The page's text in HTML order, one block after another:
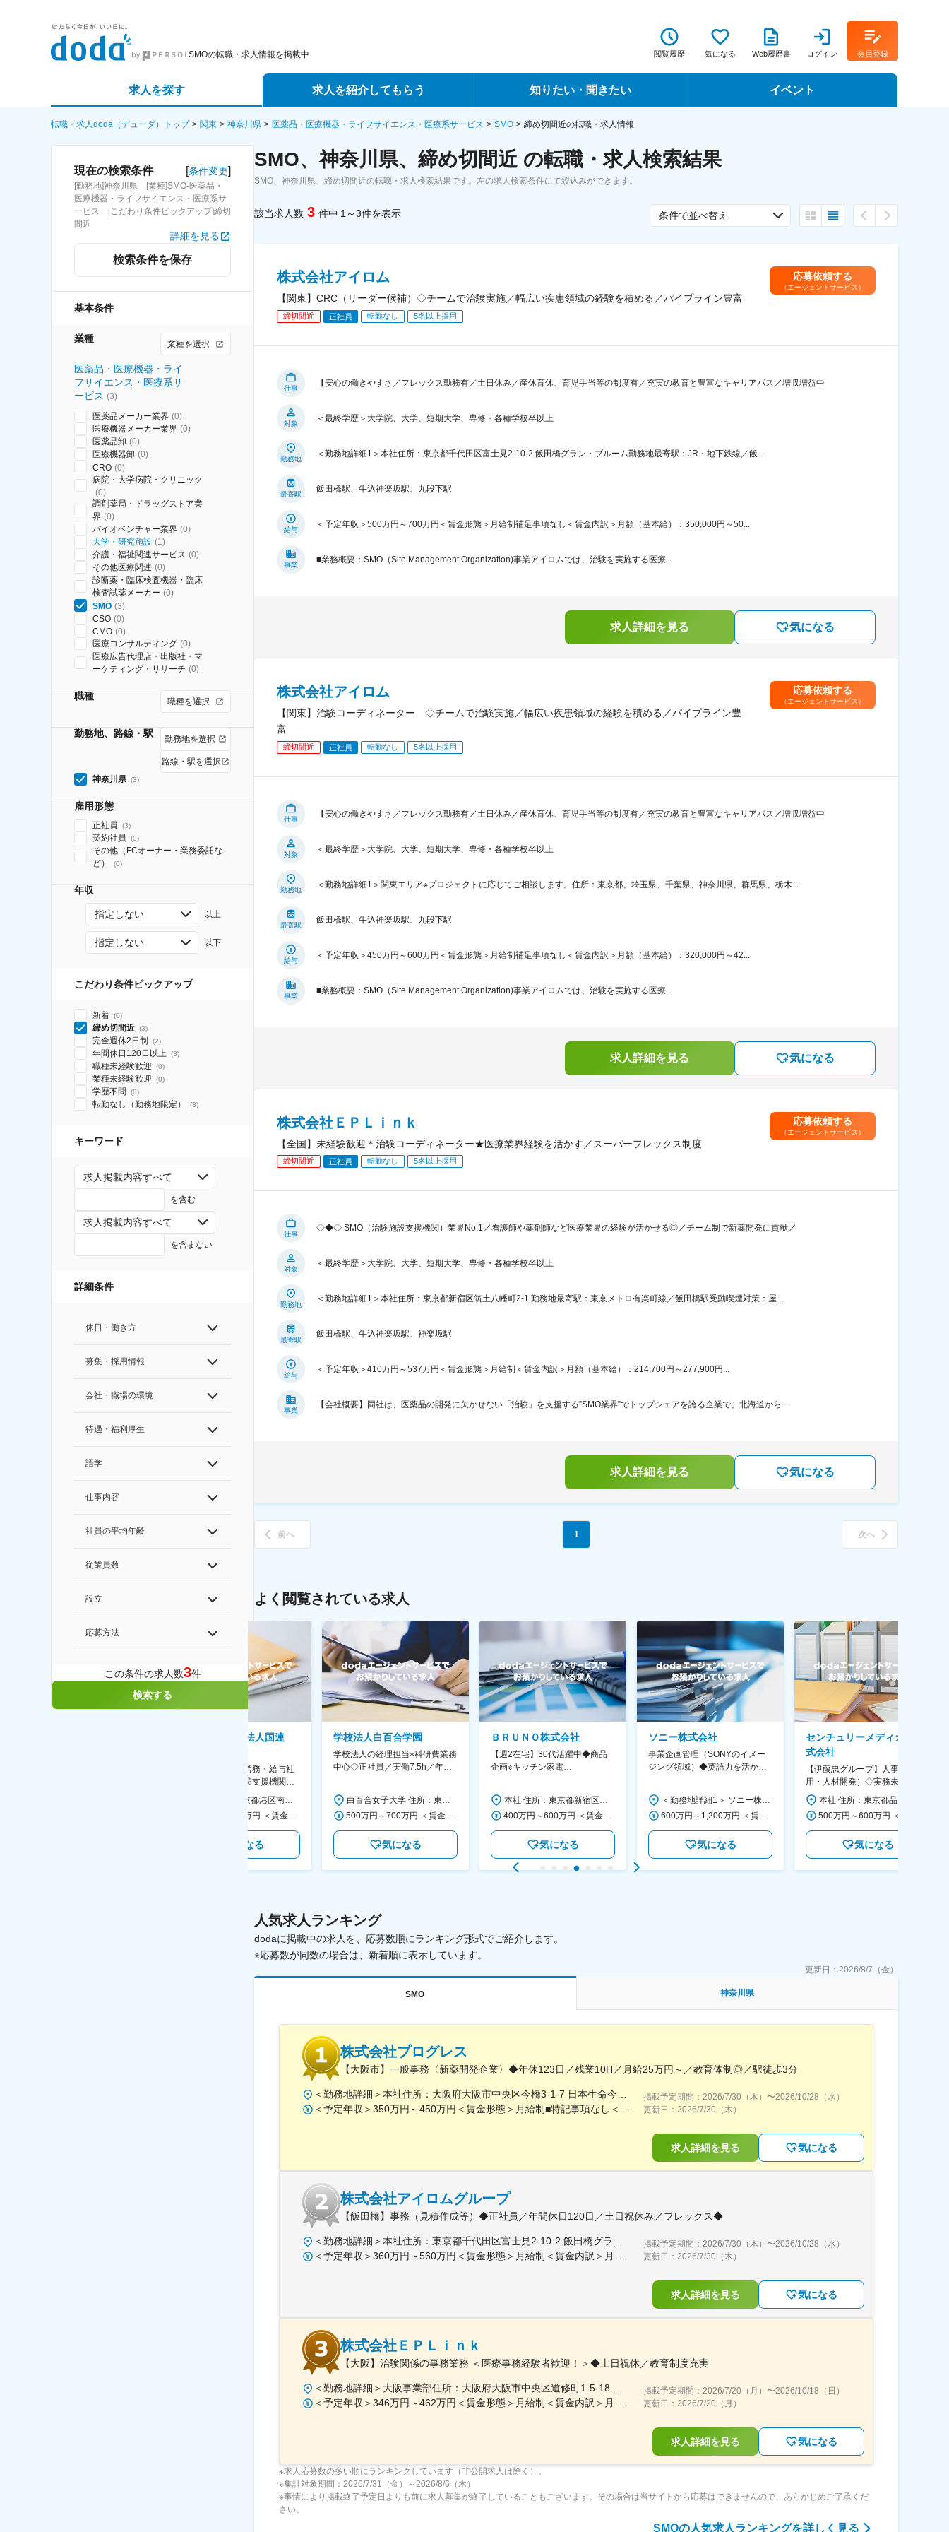
SMOの転職・求人情報を掲載中 閲覧履歴 気になる Web履歴書 ログイン 会員登録
求人を探す
詳細条件から探す
求人特集から探す
求人を紹介してもらう
エージェントサービス
スカウトサービス
知りたい・聞きたい
転職ノウハウ
データで見る転職
イベント
転職フェア
転職・求人doda（デューダ）トップ 関東 神奈川県 医薬品・医療機器・ライフサイエンス・医療系サービス SMO 締め切間近の転職・求人情報
現在の検索条件 [条件変更]
[勤務地]神奈川県 [業種]SMO-医薬品・
医療機器・ライフサイエンス・医療系サ
ービス [こだわり条件ピックアップ]締切
間近
詳細を見る
検索条件を保存
基本条件
業種 業種を選択
医薬品・医療機器・ライ
フサイエンス・医療系サ
ービス (3)
医薬品メーカー業界 (0)
医療機器メーカー業界 (0)
医薬品卸 (0)
医療機器卸 (0)
CRO (0)
病院・大学病院・クリニック
(0)
調剤薬局・ドラッグストア業
界 (0)
バイオベンチャー業界 (0)
大学・研究施設 (1)
介護・福祉関連サービス (0)
その他医療関連 (0)
診断薬・臨床検査機器・臨床
検査試薬メーカー (0)
SMO (3)
CSO (0)
CMO (0)
医療コンサルティング (0)
医療広告代理店・出版社・マ
ーケティング・リサーチ (0)
職種 職種を選択
勤務地、路線・駅 勤務地を選択
路線・駅を選択
神奈川県 (3)
雇用形態
正社員 (3)
契約社員 (0)
その他（FCオーナー・業務委託な
ど）
(0)
年収
指定しない 以上
指定しない 以下
こだわり条件ピックアップ
新着 (0)
締め切間近 (3)
完全週休2日制 (2)
年間休日120日以上 (3)
職種未経験歓迎 (0)
業種未経験歓迎 (0)
学歴不問 (0)
転勤なし（勤務地限定） (3)
キーワード
求人掲載内容すべて
を含む
求人掲載内容すべて
を含まない
詳細条件
休日・働き方
募集・採用情報
会社・職場の環境
待遇・福利厚生
語学
仕事内容
社員の平均年齢
従業員数
設立
応募方法
この条件の求人数3件
検索する
SMO、神奈川県、締め切間近 の転職・求人検索結果
SMO、神奈川県、締め切間近の転職・求人検索結果です。左の求人検索条件にて絞込みができます。
該当求人数 3 件中 1～3件を表示 条件で並べ替え
株式会社アイロム
【関東】CRC（リーダー候補）◇チームで治験実施／幅広い疾患領域の経験を積める／パイプライン豊富
締切間近 正社員 転勤なし 5名以上採用
応募依頼する
（エージェントサービス）
仕事
【安心の働きやすさ／フレックス勤務有／土日休み／産休育休、育児手当等の制度有／充実の教育と豊富なキャリアパス／増収増益中
対象
＜最終学歴＞大学院、大学、短期大学、専修・各種学校卒以上
勤務地
＜勤務地詳細1＞本社住所：東京都千代田区富士見2-10-2 飯田橋グラン・ブルーム勤務地最寄駅：JR・地下鉄線／飯...
最寄駅
飯田橋駅、牛込神楽坂駅、九段下駅
給与
＜予定年収＞500万円～700万円＜賃金形態＞月給制補足事項なし＜賃金内訳＞月額（基本給）：350,000円～50...
事業
■業務概要：SMO（Site Management Organization)事業アイロムでは、治験を実施する医療...
求人詳細を見る 気になる
株式会社アイロム
【関東】治験コーディネーター ◇チームで治験実施／幅広い疾患領域の経験を積める／パイプライン豊
富
締切間近 正社員 転勤なし 5名以上採用
応募依頼する
（エージェントサービス）
仕事
【安心の働きやすさ／フレックス勤務有／土日休み／産休育休、育児手当等の制度有／充実の教育と豊富なキャリアパス／増収増益中
対象
＜最終学歴＞大学院、大学、短期大学、専修・各種学校卒以上
勤務地
＜勤務地詳細1＞関東エリア※プロジェクトに応じてご相談します。住所：東京都、埼玉県、千葉県、神奈川県、群馬県、栃木...
最寄駅
飯田橋駅、牛込神楽坂駅、九段下駅
給与
＜予定年収＞450万円～600万円＜賃金形態＞月給制補足事項なし＜賃金内訳＞月額（基本給）：320,000円～42...
事業
■業務概要：SMO（Site Management Organization)事業アイロムでは、治験を実施する医療...
求人詳細を見る 気になる
株式会社ＥＰＬｉｎｋ
【全国】未経験歓迎＊治験コーディネーター★医療業界経験を活かす／スーパーフレックス制度
締切間近 正社員 転勤なし 5名以上採用
応募依頼する
（エージェントサービス）
仕事
◇◆◇ SMO（治験施設支援機関）業界No.1／看護師や薬剤師など医療業界の経験が活かせる◎／チーム制で新薬開発に貢献／
対象
＜最終学歴＞大学院、大学、短期大学、専修・各種学校卒以上
勤務地
＜勤務地詳細1＞本社住所：東京都新宿区筑土八幡町2-1 勤務地最寄駅：東京メトロ有楽町線／飯田橋駅受動喫煙対策：屋...
最寄駅
飯田橋駅、牛込神楽坂駅、神楽坂駅
給与
＜予定年収＞410万円～537万円＜賃金形態＞月給制＜賃金内訳＞月額（基本給）：214,700円～277,900円...
事業
【会社概要】同社は、医薬品の開発に欠かせない「治験」を支援する”SMO業界”でトップシェアを誇る企業で、北海道から...
求人詳細を見る 気になる
前へ 1 次へ
よく閲覧されている求人
特定非営利活動法人国連
【表参道】人事（労務・給与社
保等）◆国連の難民支援機関の
活動を支える日本公式支援窓口
本社 住所：東京都港区南青山6-10-11 ウェスレーセンター3F 勤務地最寄駅：地下鉄各線／表参道駅 受動喫煙対策：屋内全面禁煙 変更の範囲：会社の定める事業所（リモートワーク含む）
450万円～550万円 ＜賃金形態＞ 月給制 ＜賃金内訳＞ 月額（基本給）：340,000円～420,000円 ＜月給＞ 340,000円～420,000円 ＜昇給有無＞ 有 ＜残業手当＞ 有 ＜給与補足＞ ※能力・経験によって決定します。 ■賞与あり（業績評価に応じて支給） 賃金はあくまでも目安の金額であり、選考を通じて上下する可能性があります。 月給(月額)は固定手当を含めた表記です。
気になる
学校法人白百合学園
学校法人の経理担当※科研費業務
中心◇正社員／実働7.5h／年休
大学
白百合女子大学 住所：東京都調布市緑ヶ丘1-25 勤務地最寄駅：京王線／仙川駅 受動喫煙対策：屋内全面禁煙 変更の範囲：会社の定める事業所
500万円～700万円 ＜賃金形態＞ 月給制 ＜賃金内訳＞ 月額（基本給）：280,000円～430,000円 ＜月給＞ 280,000円～430,000円 ＜昇給有無＞ 有 ＜残業手当＞ 有 ＜給与補足＞ ※年齢・過去の経験に基づき、本学規定に合わせ決定 【残業手当】有 /残業時間に応じて全額支給（※想定年収に含む） 【各種手当】扶養手当/住宅手当/通勤手当 等 【賞与】年2回（6月、12月） 【昇給】年1回（4月） 賃金はあくまでも目安の金額であり、選考を通じて上下する可能性があります。 月給(月額)は固定手当を含めた表記です。
気になる
ＢＲＵＮＯ株式会社
【週2在宅】30代活躍中◆商品
企画※キッチン家電
画～調達／働き方◎
本社 住所：東京都新宿区西新宿6丁目22-1 新宿スクエアタワー B1階 勤務地最寄駅：東京メトロ丸ノ内線／西新宿駅 受動喫煙対策：屋内全面禁煙 変更の範囲：会社の定める事業所（リモートワーク含む）
400万円～600万円 ＜賃金形態＞ 月給制 経験・能力を考慮の上、優遇いたします。 ＜賃金内訳＞ 月額（基本給）：300,000円～450,000円 ＜月給＞ 300,000円～450,000円 ＜昇給有無＞ 有 ＜残業手当＞ 有 ＜給与補足＞ ・賞与実績：年2回 ・昇給：年1回 ※半年毎に評価を行い、評価が高ければ年齢に関係なく昇給・昇格していきます。創造性の高い人・新しいことにチャレンジした人が高い評価を得られます。 賃金はあくまでも目安の金額であり、選考を通じて上下する可能性があります。 月給(月額)は固定手当を含めた表記です。
気になる
ソニー株式会社
事業企画管理（SONYのイメー
ジング領域）◆英語力を活か
＜勤務地詳細1＞ ソニー株式会社 住所：神奈川県横浜市西区みなとみらい5-1-1 受動喫煙対策：屋内全面禁煙 ＜勤務地詳細2＞ ソニーシティ大崎 住所：東京都品川区大崎2-10-1 勤務地最寄駅：JR線／大崎駅 受動喫煙対策：屋内全面禁煙 変更の範囲：会社の定める事業所（リモートワーク含む）
600万円～1,200万円 ＜賃金形態＞ 月給制 ＜賃金内訳＞ 月額（基本給）：350,000円～500,000円 ＜月給＞ 350,000円～500,000円 ＜昇給有無＞ 有 ＜残業手当＞ 有 ＜給与補足＞ ※年収は経験や能力を考慮の上、当社規定により決定します。 賃金はあくまでも目安の金額であり、選考を通じて上下する可能性があります。 月給(月額)は固定手当を含めた表記です。
気になる
センチュリーメディカル株
式会社
【伊藤忠グループ】人事（採
用・人材開発）◇実務未経験歓
迎！／リモート有／年休124日
／福利厚生充実◇
気になる
人気求人ランキング
dodaに掲載中の求人を、応募数順にランキング形式でご紹介します。
※応募数が同数の場合は、新着順に表示しています。
更新日： 2026/8/7（金）
SMO 神奈川県
株式会社プログレス
【大阪市】一般事務〈新薬開発企業〉◆年休123日／残業10H／月給25万円～／教育体制◎／駅徒歩3分
＜勤務地詳細＞本社住所：大阪府大阪市中央区今橋3-1-7 日本生命今橋ビル受動喫煙対策：屋内全面禁煙変更の範囲：無
＜予定年収＞350万円～450万円＜賃金形態＞月給制■特記事項なし＜賃金内訳＞月額（基本給）：232,000円～260,000円固定残業手当/月：18,000円～20,000円（固定残業時間10時間0分/月）超過した時間外労働の残業手当は追加支給＜月給＞250,000円～280,000円（一律手当を含む）＜昇給有無＞有＜残業手当＞有＜給与補足＞■賞与（年4回）：初年度0.7か月分、2年目以降1.4か月（変動有）■昇給（年1回以上）＊通勤手当（全額）＊住宅手当＊習い事支援手当 （社員が契約した習い事を上限7,000円として80％を支給）＊医療費補助手当 （社員とその両親の保険診療の医療費の自己負担額の50％を支給）賃金はあくまでも目安の金額であり、選考を通じて上下する可能性があります。月給(月額)は固定手当を含めた表記です。
掲載予定期間： 2026/7/30（木） 〜2026/10/28（水）
更新日： 2026/7/30（木）
求人詳細を見る 気になる
株式会社アイロムグループ
【飯田橋】事務（見積作成等）◆正社員／年間休日120日／土日祝休み／フレックス◆
＜勤務地詳細＞本社住所：東京都千代田区富士見2-10-2 飯田橋グラン・ブルーム勤務地最寄駅：各線／飯田橋駅受動喫煙対策：屋内全面禁煙
＜予定年収＞360万円～560万円＜賃金形態＞月給制＜賃金内訳＞月額（基本給）：290,000円～350,000円＜月給＞290,000円～350,000円＜昇給有無＞有＜残業手当＞有＜給与補足＞※詳細は、能力・経験に応じて決定します。■昇給：年1回■賞与：年2回（但し、決算賞与追加支給にて年3回の実績有）賃金はあくまでも目安の金額であり、選考を通じて上下する可能性があります。月給(月額)は固定手当を含めた表記です。
掲載予定期間： 2026/7/30（木） 〜2026/10/28（水）
更新日： 2026/7/30（木）
求人詳細を見る 気になる
株式会社ＥＰＬｉｎｋ
【大阪】治験関係の事務業務 ＜医療事務経験者歓迎！＞◆土日祝休／教育制度充実
＜勤務地詳細＞大阪事業部住所：大阪府大阪市中央区道修町1-5-18 朝日生命道修町ビル3階勤務地最寄駅：大阪市営堺筋線／北浜駅受動喫煙対策：敷地内全面禁煙変更の範囲：会社の定める事業所
＜予定年収＞346万円～462万円＜賃金形態＞月給制＜賃金内訳＞月額（基本給）：210,500円～277,900円その他固定手当/月：8,000円～15,000円＜月給＞218,500円～292,900円＜昇給有無＞有＜残業手当＞有＜給与補足＞前職・経験を考慮の上、決定致します。■年収内訳＝基本給×12ヶ月＋賞与（基本給×4ヶ月)■賞与：年2回（6月、12月）／昇給：年1回（10月）※業績に応じ、決算賞与（秋季賞与）支給の場合あり（10月）■時間外・休日出勤手当等の割増賃金は別途支給賃金はあくまでも目安の金額であり、選考を通じて上下する可能性があります。月給(月額)は固定手当を含めた表記です。
掲載予定期間： 2026/7/20（月） 〜2026/10/18（日）
更新日： 2026/7/20（月）
求人詳細を見る 気になる
※求人応募数の多い順にランキングしています（非公開求人は除く）。
※集計対象期間：2026/7/31（金）～2026/8/6（木）
※事情により掲載終了予定日よりも前に求人募集が終了していることもございます。その場合は当サイトから応募はできませんので、あらかじめご了承くだ
さい。
SMOの人気求人ランキングを詳しく見る